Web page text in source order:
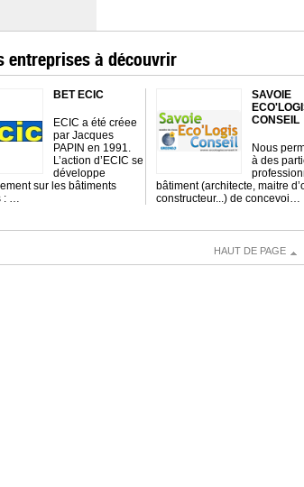
entreprises à découvrir
BET ECIC
ECIC a été créee
par Jacques
PAPIN en 1991.
L’action d’ECIC se
développe
sur les bâtiments
: …
SAVOIE
CONSEIL
Nous
à des
bâtiment (architecte, maitre
constructeur...) de concevoi…
HAUT DE PAGE